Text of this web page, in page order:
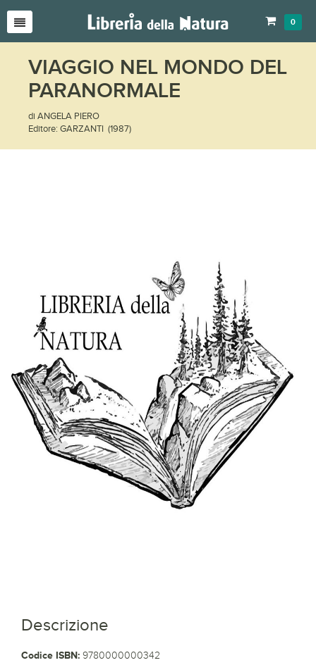
0
VIAGGIO NEL MONDO DEL
PARANORMALE
di ANGELA PIERO
Editore: GARZANTI (1987)
Descrizione
Codice ISBN: 9780000000342